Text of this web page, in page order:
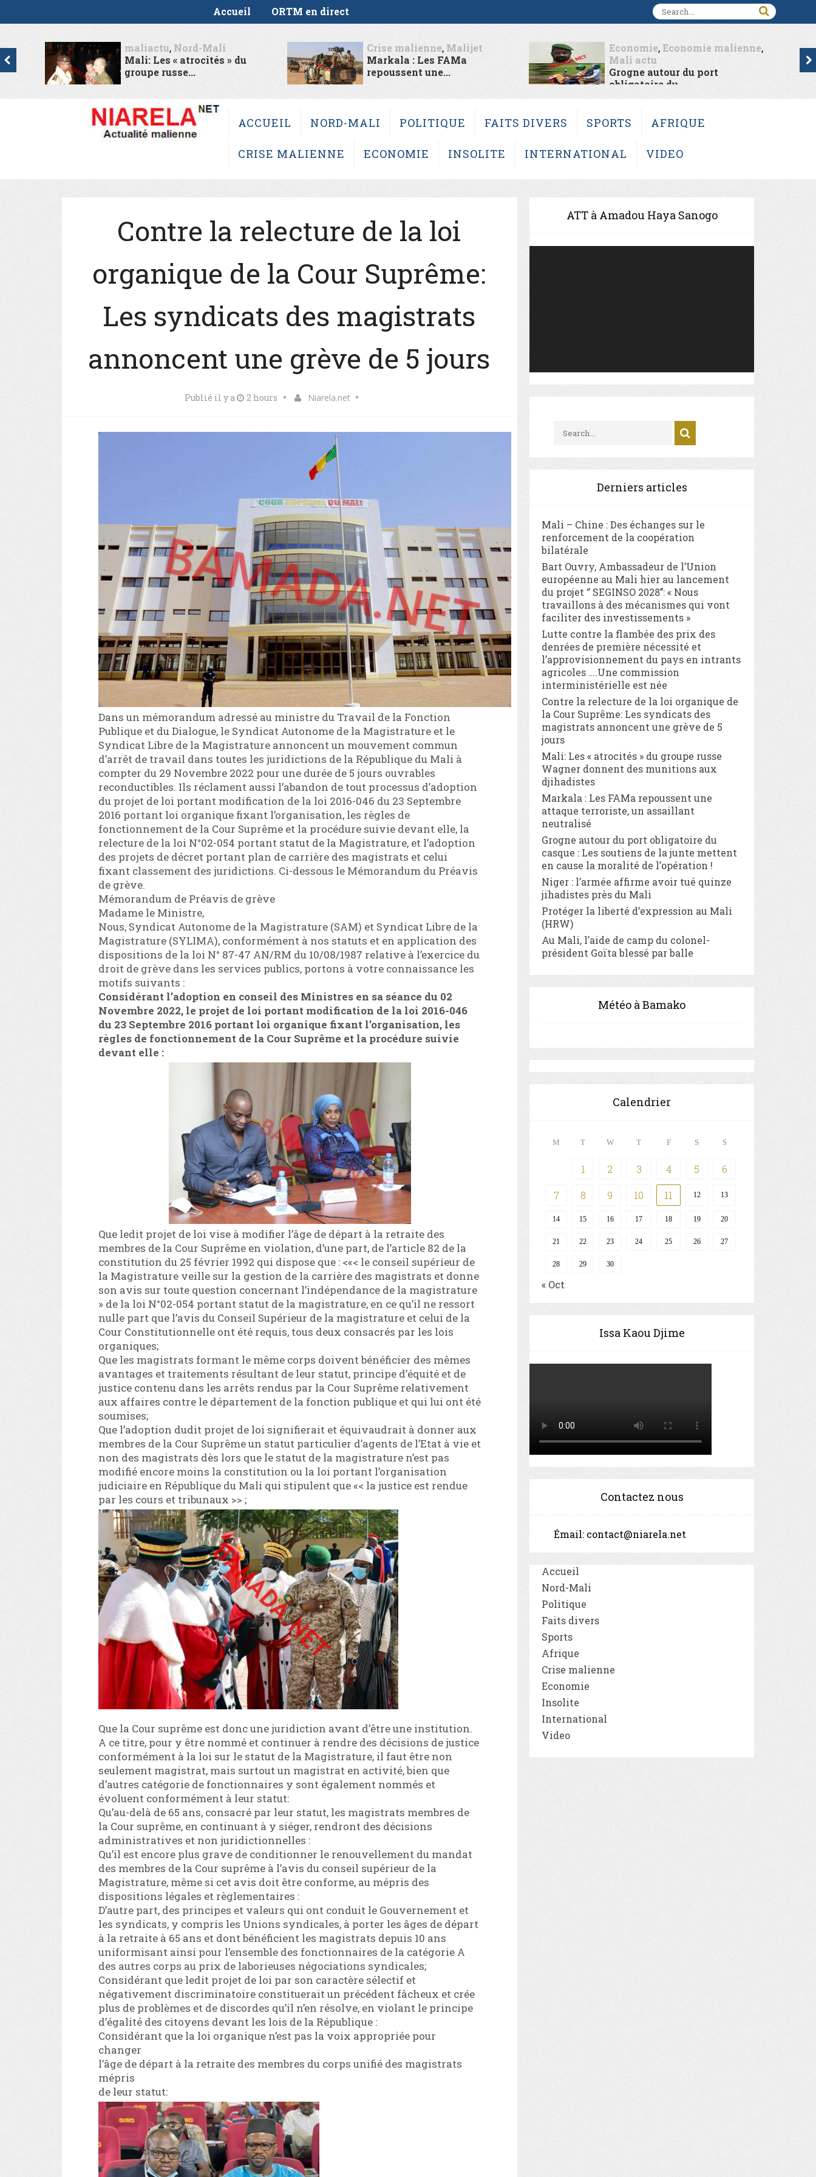
Accueil ORTM en direct
maliactu, Nord-Mali
Mali: Les « atrocités » du
groupe russe...
Crise malienne, Malijet
Markala : Les FAMa
repoussent une...
Economie, Economie malienne,
Mali actu
Grogne autour du port
obligatoire du...
ACCUEIL NORD-MALI POLITIQUE FAITS DIVERS SPORTS AFRIQUE
CRISE MALIENNE ECONOMIE INSOLITE INTERNATIONAL VIDEO
Contre la relecture de la loi
organique de la Cour Suprême:
Les syndicats des magistrats
annoncent une grève de 5 jours
Publié il y a 2 hours Niarela.net
Dans un mémorandum adressé au ministre du Travail de la Fonction
Publique et du Dialogue, le Syndicat Autonome de la Magistrature et le
Syndicat Libre de la Magistrature annoncent un mouvement commun
d’arrêt de travail dans toutes les juridictions de la République du Mali à
compter du 29 Novembre 2022 pour une durée de 5 jours ouvrables
reconductibles. Ils réclament aussi l’abandon de tout processus d’adoption
du projet de loi portant modification de la loi 2016-046 du 23 Septembre
2016 portant loi organique fixant l’organisation, les règles de
fonctionnement de la Cour Suprême et la procédure suivie devant elle, la
relecture de la loi N°02-054 portant statut de la Magistrature, et l’adoption
des projets de décret portant plan de carrière des magistrats et celui
fixant classement des juridictions. Ci-dessous le Mémorandum du Préavis
de grève.
Mémorandum de Préavis de grève
Madame le Ministre,
Nous, Syndicat Autonome de la Magistrature (SAM) et Syndicat Libre de la
Magistrature (SYLIMA), conformément à nos statuts et en application des
dispositions de la loi N° 87-47 AN/RM du 10/08/1987 relative à l’exercice du
droit de grève dans les services publics, portons à votre connaissance les
motifs suivants :
Considérant l’adoption en conseil des Ministres en sa séance du 02
Novembre 2022, le projet de loi portant modification de la loi 2016-046
du 23 Septembre 2016 portant loi organique fixant l’organisation, les
règles de fonctionnement de la Cour Suprême et la procédure suivie
devant elle :
Que ledit projet de loi vise à modifier l’âge de départ à la retraite des
membres de la Cour Suprême en violation, d’une part, de l’article 82 de la
constitution du 25 février 1992 qui dispose que : <«< le conseil supérieur de
la Magistrature veille sur la gestion de la carrière des magistrats et donne
son avis sur toute question concernant l’indépendance de la magistrature
» de la loi N°02-054 portant statut de la magistrature, en ce qu’il ne ressort
nulle part que l’avis du Conseil Supérieur de la magistrature et celui de la
Cour Constitutionnelle ont été requis, tous deux consacrés par les lois
organiques;
Que les magistrats formant le même corps doivent bénéficier des mêmes
avantages et traitements résultant de leur statut, principe d’équité et de
justice contenu dans les arrêts rendus par la Cour Suprême relativement
aux affaires contre le département de la fonction publique et qui lui ont été
soumises;
Que l’adoption dudit projet de loi signifierait et équivaudrait à donner aux
membres de la Cour Suprême un statut particulier d’agents de l’Etat à vie et
non des magistrats dès lors que le statut de la magistrature n’est pas
modifié encore moins la constitution ou la loi portant l’organisation
judiciaire en République du Mali qui stipulent que «< la justice est rendue
par les cours et tribunaux >> ;
Que la Cour suprême est donc une juridiction avant d’être une institution.
A ce titre, pour y être nommé et continuer à rendre des décisions de justice
conformément à la loi sur le statut de la Magistrature, il faut être non
seulement magistrat, mais surtout un magistrat en activité, bien que
d’autres catégorie de fonctionnaires y sont également nommés et
évoluent conformément à leur statut:
Qu’au-delà de 65 ans, consacré par leur statut, les magistrats membres de
la Cour suprême, en continuant à y siéger, rendront des décisions
administratives et non juridictionnelles :
Qu’il est encore plus grave de conditionner le renouvellement du mandat
des membres de la Cour suprême à l’avis du conseil supérieur de la
Magistrature, même si cet avis doit être conforme, au mépris des
dispositions légales et règlementaires :
D’autre part, des principes et valeurs qui ont conduit le Gouvernement et
les syndicats, y compris les Unions syndicales, à porter les âges de départ
à la retraite à 65 ans et dont bénéficient les magistrats depuis 10 ans
uniformisant ainsi pour l’ensemble des fonctionnaires de la catégorie A
des autres corps au prix de laborieuses négociations syndicales;
Considérant que ledit projet de loi par son caractère sélectif et
négativement discriminatoire constituerait un précédent fâcheux et crée
plus de problèmes et de discordes qu’il n’en résolve, en violant le principe
d’égalité des citoyens devant les lois de la République :
Considérant que la loi organique n’est pas la voix appropriée pour
changer
l’âge de départ à la retraite des membres du corps unifié des magistrats
mépris
de leur statut:
ATT à Amadou Haya Sanogo
Derniers articles
Mali – Chine : Des échanges sur le
renforcement de la coopération
bilatérale
Bart Ouvry, Ambassadeur de l’Union
européenne au Mali hier au lancement
du projet ‘’ SEGINSO 2028’’: « Nous
travaillons à des mécanismes qui vont
faciliter des investissements »
Lutte contre la flambée des prix des
denrées de première nécessité et
l’approvisionnement du pays en intrants
agricoles ….Une commission
interministérielle est née
Contre la relecture de la loi organique de
la Cour Suprême: Les syndicats des
magistrats annoncent une grève de 5
jours
Mali: Les « atrocités » du groupe russe
Wagner donnent des munitions aux
djihadistes
Markala : Les FAMa repoussent une
attaque terroriste, un assaillant
neutralisé
Grogne autour du port obligatoire du
casque : Les soutiens de la junte mettent
en cause la moralité de l’opération !
Niger : l’armée affirme avoir tué quinze
jihadistes près du Mali
Protéger la liberté d’expression au Mali
(HRW)
Au Mali, l’aide de camp du colonel-
président Goïta blessé par balle
Météo à Bamako
Calendrier
M T W T F S S
1 2 3 4 5 6
7 8 9 10 11 12 13
14 15 16 17 18 19 20
21 22 23 24 25 26 27
28 29 30
« Oct
Issa Kaou Djime
Contactez nous
Émail: contact@niarela.net
Accueil
Nord-Mali
Politique
Faits divers
Sports
Afrique
Crise malienne
Economie
Insolite
International
Video